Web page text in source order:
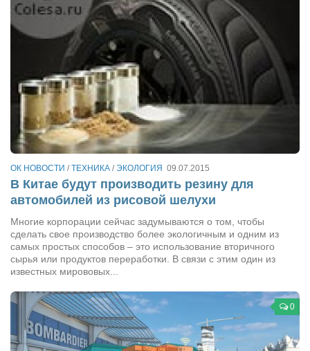
Семён Салатенко
Сергей Шепилов
Валентин Бурый
Артём Мяус
Александра Сокол
Барды
Владимир Айзенберг
Игорь Добровольский
Ольга Козаченко
Оксана Скоробагатская
Александра Скорук
Евгений Полюхович
Ольга Чикина
Бизнес-партнёры
ОК НОВОСТИ /ТЕХНИКА /ЭКОЛОГИЯ 09.07.2015
В Китае будут производить резину для
автомобилей из рисовой шелухи
Многие корпорации сейчас задумываются о том, чтобы
сделать свое производство более экологичным и одним из
самых простых способов – это использование вторичного
сырья или продуктов переработки. В связи с этим один из
известных мирововых...
0